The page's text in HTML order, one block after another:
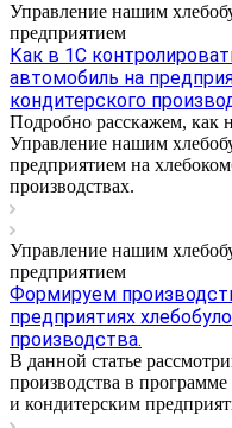
Управление нашим
предприятием
Как в 1С
автомобиль на
кондитерского
Подробно расскажем, как
Управление нашим
предприятием на
производствах.
Управление нашим
предприятием
Формируем
предприятиях
производства.
В данной статье
производства в
и кондитерским